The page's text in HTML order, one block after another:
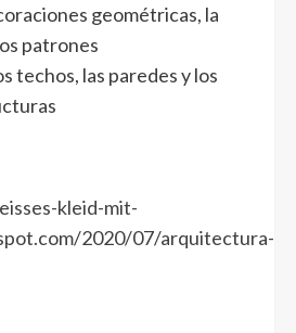
geométricas, la
patrones
techos, las paredes y los
kleid-mit-
2020/07/arquitectura-